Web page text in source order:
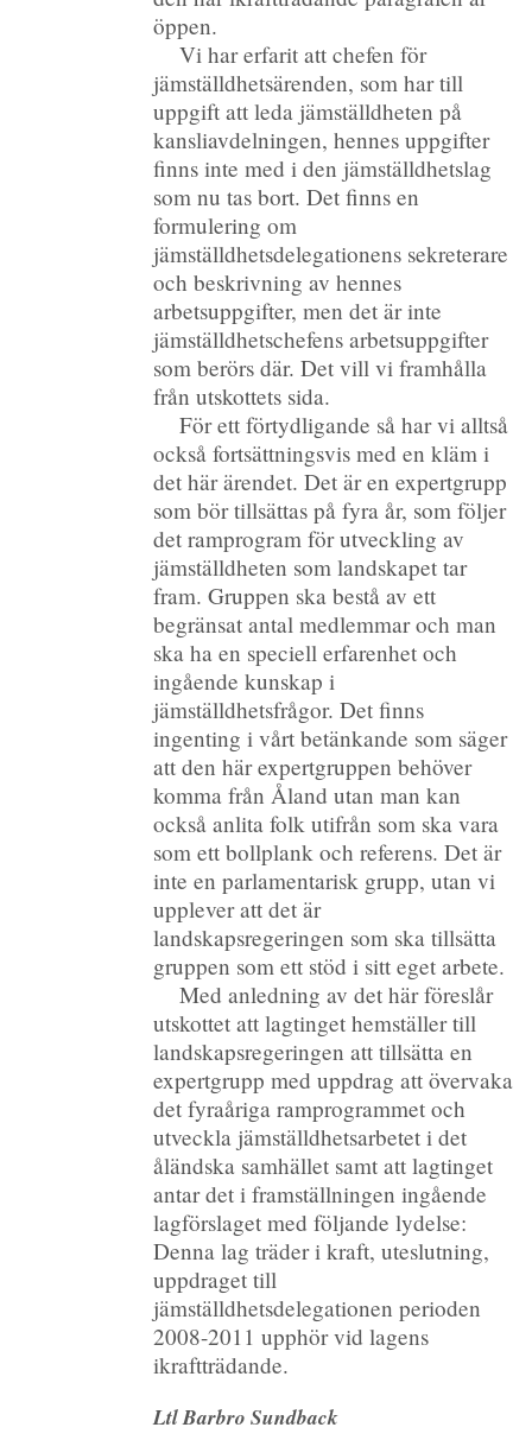
öppen.
Vi har erfarit att chefen för
jämställdhetsärenden, som har till
uppgift att leda jämställdheten på
kansliavdelningen, hennes uppgifter
finns inte med i den jämställdhetslag
som nu tas bort. Det finns en
formulering om
jämställdhetsdelegationens sekreterare
och beskrivning av hennes
arbetsuppgifter, men det är inte
jämställdhetschefens arbetsuppgifter
som berörs där. Det vill vi framhålla
från utskottets sida.
För ett förtydligande så har vi alltså
också fortsättningsvis med en kläm i
det här ärendet. Det är en expertgrupp
som bör tillsättas på fyra år, som följer
det ramprogram för utveckling av
jämställdheten som landskapet tar
fram. Gruppen ska bestå av ett
begränsat antal medlemmar och man
ska ha en speciell erfarenhet och
ingående kunskap i
jämställdhetsfrågor. Det finns
ingenting i vårt betänkande som säger
att den här expertgruppen behöver
komma från Åland utan man kan
också anlita folk utifrån som ska vara
som ett bollplank och referens. Det är
inte en parlamentarisk grupp, utan vi
upplever att det är
landskapsregeringen som ska tillsätta
gruppen som ett stöd i sitt eget arbete.
Med anledning av det här föreslår
utskottet att lagtinget hemställer till
landskapsregeringen att tillsätta en
expertgrupp med uppdrag att övervaka
det fyraåriga ramprogrammet och
utveckla jämställdhetsarbetet i det
åländska samhället samt att lagtinget
antar det i framställningen ingående
lagförslaget med följande lydelse:
Denna lag träder i kraft, uteslutning,
uppdraget till
jämställdhetsdelegationen perioden
2008-2011 upphör vid lagens
ikraftträdande.
Ltl Barbro Sundback